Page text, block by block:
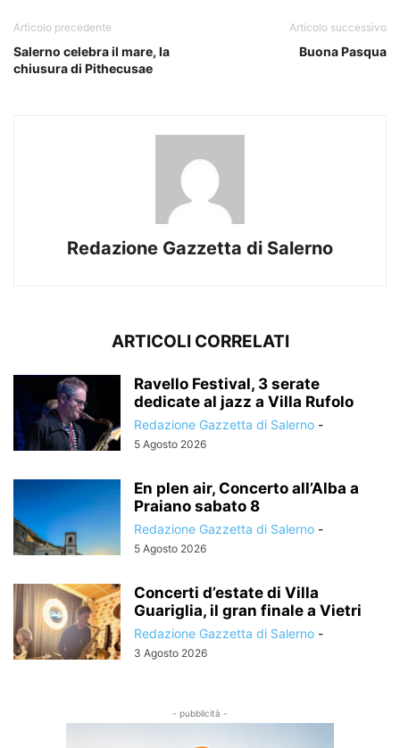
Articolo precedente
Salerno celebra il mare, la
chiusura di Pithecusae
Articolo successivo
Buona Pasqua
Redazione Gazzetta di Salerno
ARTICOLI CORRELATI
Ravello Festival, 3 serate
dedicate al jazz a Villa Rufolo
Redazione Gazzetta di Salerno -
5 Agosto 2026
En plen air, Concerto all’Alba a
Praiano sabato 8
Redazione Gazzetta di Salerno -
5 Agosto 2026
Concerti d’estate di Villa
Guariglia, il gran finale a Vietri
Redazione Gazzetta di Salerno -
3 Agosto 2026
- pubblicità -